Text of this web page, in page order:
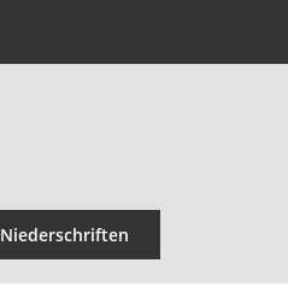
Niederschriften